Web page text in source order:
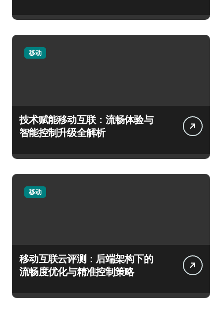
移动
技术赋能移动互联：流畅体验与
智能控制升级全解析
移动
移动互联云评测：后端架构下的
流畅度优化与精准控制策略